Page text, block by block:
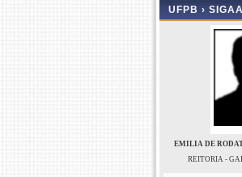
UFPB ›
EMILIA DE
REITORIA -